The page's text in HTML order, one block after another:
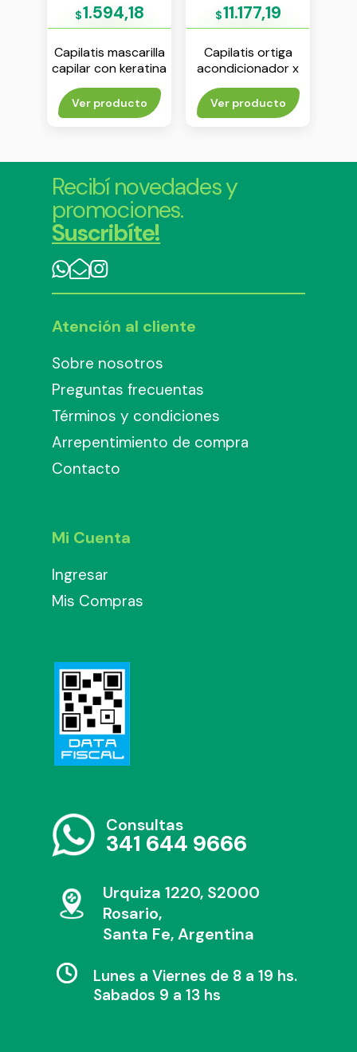
$1.594,18
Capilatis mascarilla
capilar con keratina
vegetal x 15 ml
Ver producto
$11.177,19
Capilatis ortiga
acondicionador x
410 ml
Ver producto
Recibí novedades y
promociones.
Suscribíte!
Atención al cliente
Sobre nosotros
Preguntas frecuentas
Términos y condiciones
Arrepentimiento de compra
Contacto
Mi Cuenta
Ingresar
Mis Compras
Consultas
341 644 9666
Urquiza 1220, S2000
Rosario,
Santa Fe, Argentina
Lunes a Viernes de 8 a 19 hs.
Sabados 9 a 13 hs